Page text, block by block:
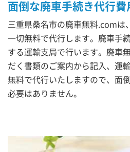
面倒な廃車手続き代行費
三重県桑名市の廃車無料.comは
一切無料で代行します。廃車手
する運輸支局で行います。廃車
だく書類のご案内から記入、運
無料で代行いたしますので、面
必要はありません。